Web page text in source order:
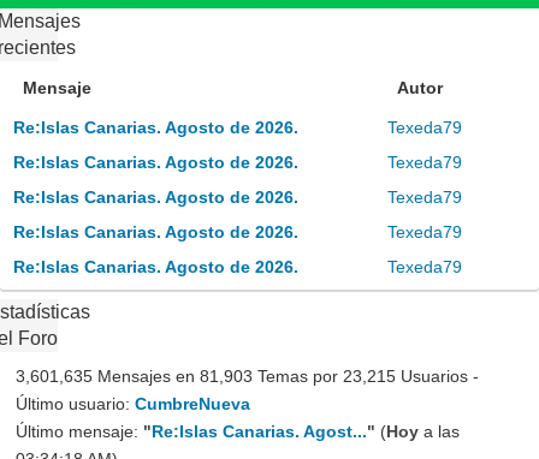
Mensaje Autor
Re:Islas Canarias. Agosto de 2026.
Texeda79
Re:Islas Canarias. Agosto de 2026.
Texeda79
Re:Islas Canarias. Agosto de 2026.
Texeda79
Re:Islas Canarias. Agosto de 2026.
Texeda79
Re:Islas Canarias. Agosto de 2026.
Texeda79
Foro
3,601,635 Mensajes en 81,903 Temas por 23,215 Usuarios -
Último usuario: CumbreNueva
Último mensaje: "Re:Islas Canarias. Agost..." (Hoy a las